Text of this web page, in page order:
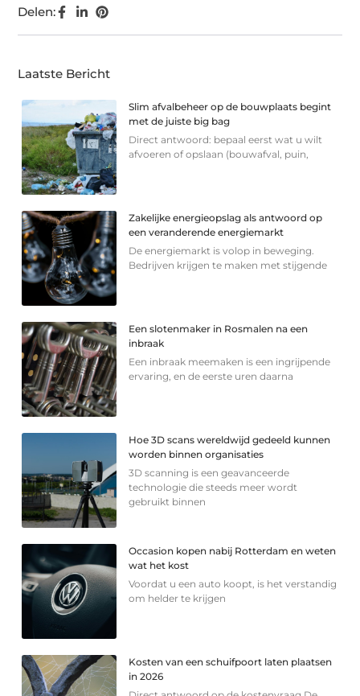
Delen:
Laatste Bericht
Slim afvalbeheer op de bouwplaats begint
met de juiste big bag
Direct antwoord: bepaal eerst wat u wilt
afvoeren of opslaan (bouwafval, puin,
Zakelijke energieopslag als antwoord op
een veranderende energiemarkt
De energiemarkt is volop in beweging.
Bedrijven krijgen te maken met stijgende
Een slotenmaker in Rosmalen na een
inbraak
Een inbraak meemaken is een ingrijpende
ervaring, en de eerste uren daarna
Hoe 3D scans wereldwijd gedeeld kunnen
worden binnen organisaties
3D scanning is een geavanceerde
technologie die steeds meer wordt
gebruikt binnen
Occasion kopen nabij Rotterdam en weten
wat het kost
Voordat u een auto koopt, is het verstandig
om helder te krijgen
Kosten van een schuifpoort laten plaatsen
in 2026